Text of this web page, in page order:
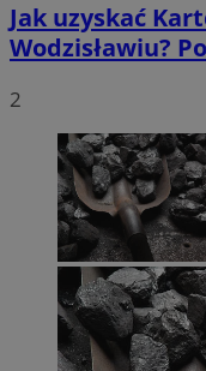
Jak uzyskać
Wodzisławiu?
2